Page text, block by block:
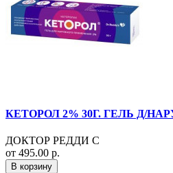
КЕТОРОЛ 2% 30Г. ГЕЛЬ Д/
ДОКТОР РЕДДИ С
от 495.00 р.
В корзину